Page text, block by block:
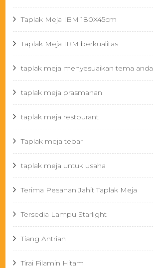
Taplak Meja IBM 180X45cm
Taplak Meja IBM berkualitas
taplak meja menyesuaikan tema anda
taplak meja prasmanan
taplak meja restourant
Taplak meja tebar
taplak meja untuk usaha
Terima Pesanan Jahit Taplak Meja
Tersedia Lampu Starlight
Tiang Antrian
Tirai Filamin Hitam